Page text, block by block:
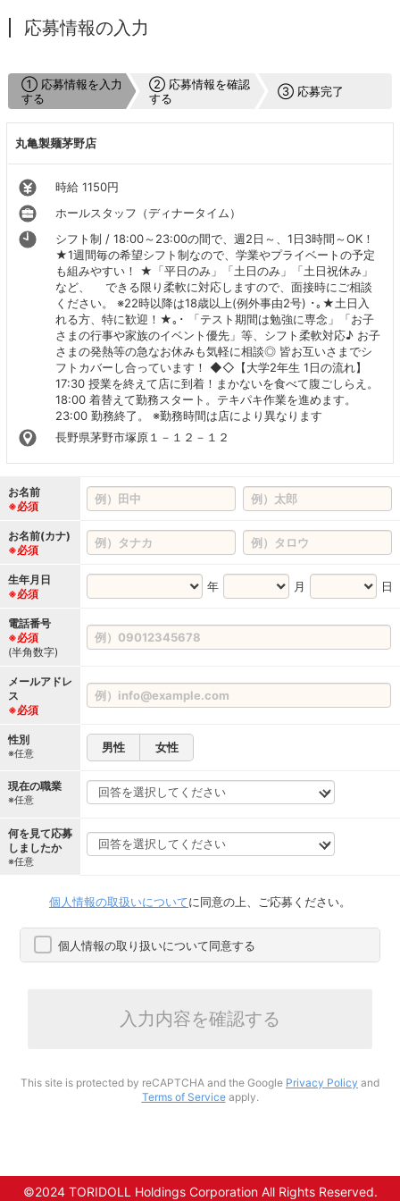
応募情報の入力
① 応募情報を入力
する
② 応募情報を確認
する
③ 応募完了
丸亀製麺茅野店
時給 1150円
ホールスタッフ（ディナータイム）
シフト制 / 18:00～23:00の間で、週2日～、1日3時間～OK！
★1週間毎の希望シフト制なので、学業やプライベートの予定
も組みやすい！ ★「平日のみ」「土日のみ」「土日祝休み」
など、 できる限り柔軟に対応しますので、面接時にご相談
ください。 ※22時以降は18歳以上(例外事由2号) ･｡★土日入
れる方、特に歓迎！★｡･ 「テスト期間は勉強に専念」「お子
さまの行事や家族のイベント優先」等、シフト柔軟対応♪ お子
さまの発熱等の急なお休みも気軽に相談◎ 皆お互いさまでシ
フトカバーし合っています！ ◆◇【大学2年生 1日の流れ】
17:30 授業を終えて店に到着！まかないを食べて腹ごしらえ。
18:00 着替えて勤務スタート。テキパキ作業を進めます。
23:00 勤務終了。 ※勤務時間は店により異なります
長野県茅野市塚原１－１２－１２
お名前
※必須
お名前(カナ)
※必須
生年月日
※必須
年 月 日
電話番号
※必須
(半角数字)
メールアドレ
ス
※必須
性別
※任意 男性 女性
現在の職業
※任意
何を見て応募
しましたか
※任意
個人情報の取扱いについてに同意の上、ご応募ください。
個人情報の取り扱いについて同意する
入力内容を確認する
This site is protected by reCAPTCHA and the Google Privacy Policy and
Terms of Serviceapply.
©2024 TORIDOLL Holdings Corporation All Rights Reserved.